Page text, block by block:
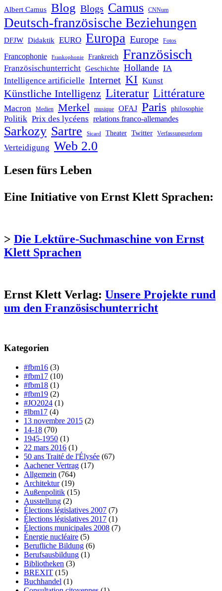
Albert Camus Blog Blogs Camus CNNum
Deutsch-französische Beziehungen
DFJW Didaktik EURO Europa Europe Fotos
Francophonie Frankophonie Frankreich Französisch
Französischunterricht Geschichte Hollande IA
Intelligence artificielle Internet KI Kunst
Künstliche Intelligenz Literatur Littérature
Macron Medien Merkel musique OFAJ Paris philosophie
Politik Prix des lycéens relations franco-allemandes
Sarkozy Sartre Sicard Theater Twitter Verfassungsreform
Verteidigung Web 2.0
Lesen fürs Leben
Eine Initiative von Ernst Klett Sprachen:
> Die Lektüre-Suchmaschine von Ernst
Klett Sprachen
Ernst Klett Verlag: Unsere Projekte rund
um den Französischunterricht
Kategorien
#fbm16 (3)
#fbm17 (10)
#fbm18 (1)
#fbm19 (2)
#JO2024 (1)
#lbm17 (4)
13 novembre 2015 (2)
14-18 (70)
1945-1950 (1)
22 mars 2016 (1)
50 ans Traité de l'Élysée (67)
Aachener Vertrag (17)
Allgemein (764)
Architektur(19)
Außenpolitik (15)
Ausstellung (2)
Élections législatives 2007 (7)
Élections législatives 2017 (1)
Élections municipales 2008 (7)
Énergie nucléaire (5)
Berufliche Bildung (6)
Berufsausbildung (1)
Bibliotheken (3)
BREXIT (15)
Buchhandel (1)